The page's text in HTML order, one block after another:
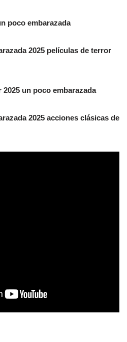
poco embarazada
2025 películas de terror
un poco embarazada
2025 acciones clásicas de